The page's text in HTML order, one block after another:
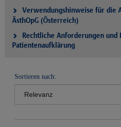
Verwendungshinweise für die
ÄsthOpG (Österreich)
Rechtliche Anforderungen und
Patientenaufklärung
Sortieren nach: